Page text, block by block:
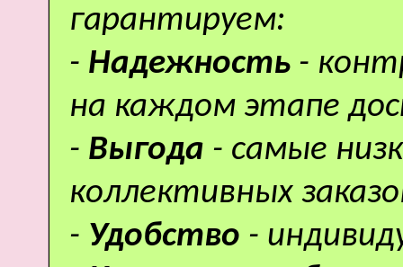
гарантируем:
- Надежность -
на каждом этапе
- Выгода - самые
коллективных
- Удобство -